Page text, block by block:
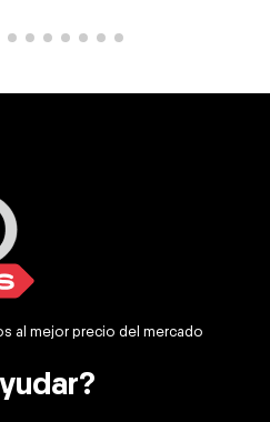
al mejor precio del mercado